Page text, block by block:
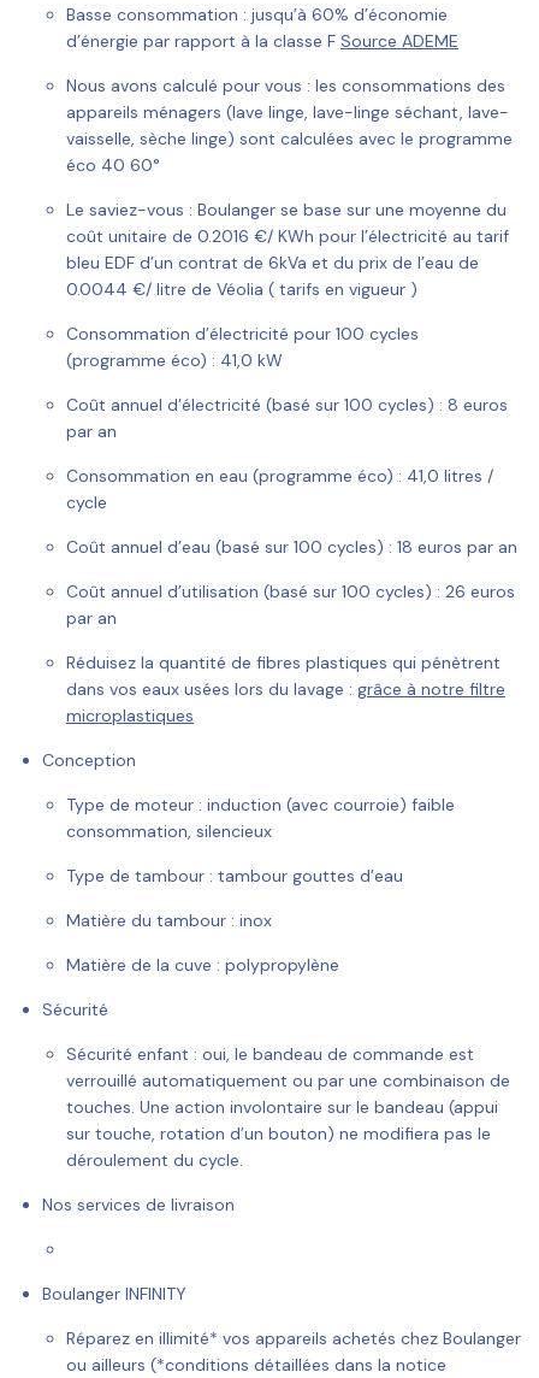
Basse consommation : jusqu’à 60% d’économie
d’énergie par rapport à la classe F Source ADEME
Nous avons calculé pour vous : les consommations des
appareils ménagers (lave linge, lave-linge séchant, lave-
vaisselle, sèche linge) sont calculées avec le programme
éco 40 60°
Le saviez-vous : Boulanger se base sur une moyenne du
coût unitaire de 0.2016 €/ KWh pour l’électricité au tarif
bleu EDF d’un contrat de 6kVa et du prix de l’eau de
0.0044 €/ litre de Véolia ( tarifs en vigueur )
Consommation d’électricité pour 100 cycles
(programme éco) : 41,0 kW
Coût annuel d’électricité (basé sur 100 cycles) : 8 euros
par an
Consommation en eau (programme éco) : 41,0 litres /
cycle
Coût annuel d’eau (basé sur 100 cycles) : 18 euros par an
Coût annuel d’utilisation (basé sur 100 cycles) : 26 euros
par an
Réduisez la quantité de fibres plastiques qui pénètrent
dans vos eaux usées lors du lavage : grâce à notre filtre
microplastiques
Conception
Type de moteur : induction (avec courroie) faible
consommation, silencieux
Type de tambour : tambour gouttes d’eau
Matière du tambour : inox
Matière de la cuve : polypropylène
Sécurité
Sécurité enfant : oui, le bandeau de commande est
verrouillé automatiquement ou par une combinaison de
touches. Une action involontaire sur le bandeau (appui
sur touche, rotation d’un bouton) ne modifiera pas le
déroulement du cycle.
Nos services de livraison
Boulanger INFINITY
Réparez en illimité* vos appareils achetés chez Boulanger
ou ailleurs (*conditions détaillées dans la notice